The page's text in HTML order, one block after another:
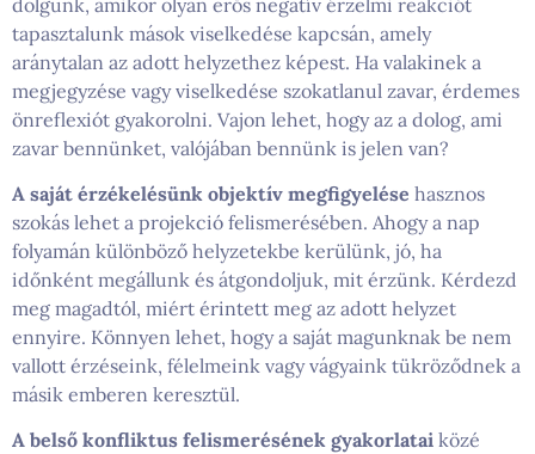
tapasztalunk mások viselkedése kapcsán, amely
aránytalan az adott helyzethez képest. Ha valakinek a
megjegyzése vagy viselkedése szokatlanul zavar, érdemes
önreflexiót gyakorolni. Vajon lehet, hogy az a dolog, ami
zavar bennünket, valójában bennünk is jelen van?
A saját érzékelésünk objektív megfigyelése hasznos
szokás lehet a projekció felismerésében. Ahogy a nap
folyamán különböző helyzetekbe kerülünk, jó, ha
időnként megállunk és átgondoljuk, mit érzünk. Kérdezd
meg magadtól, miért érintett meg az adott helyzet
ennyire. Könnyen lehet, hogy a saját magunknak be nem
vallott érzéseink, félelmeink vagy vágyaink tükröződnek a
másik emberen keresztül.
A belső konfliktus felismerésének gyakorlatai közé